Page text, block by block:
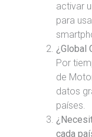
activar
para
¿Global
Por
de
datos
países.
cada